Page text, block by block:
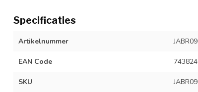
Specificaties
Artikelnummer
EAN Code
SKU